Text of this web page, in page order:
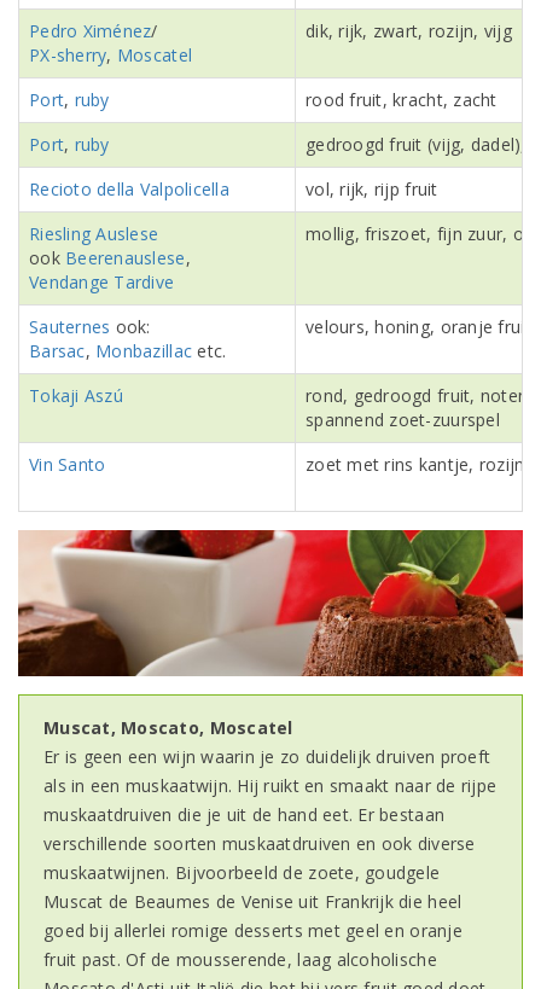
Pedro Ximénez/
PX-sherry, Moscatel
dik, rijk, zwart, rozijn, vijg
Port, ruby
rood fruit, kracht, zacht
Port, ruby
gedroogd fruit (vijg, dadel),
Recioto della Valpolicella
vol, rijk, rijp fruit
Riesling Auslese
ook Beerenauslese,
Vendange Tardive
mollig, friszoet, fijn zuur,
Sauternes ook:
Barsac, Monbazillac etc.
velours, honing, oranje
Tokaji Aszú
rond, gedroogd fruit, noten,
spannend zoet-zuurspel
Vin Santo
zoet met rins kantje, rozijn,
Muscat, Moscato, Moscatel
Er is geen een wijn waarin je zo duidelijk druiven proeft
als in een muskaatwijn. Hij ruikt en smaakt naar de rijpe
muskaatdruiven die je uit de hand eet. Er bestaan
verschillende soorten muskaatdruiven en ook diverse
muskaatwijnen. Bijvoorbeeld de zoete, goudgele
Muscat de Beaumes de Venise uit Frankrijk die heel
goed bij allerlei romige desserts met geel en oranje
fruit past. Of de mousserende, laag alcoholische